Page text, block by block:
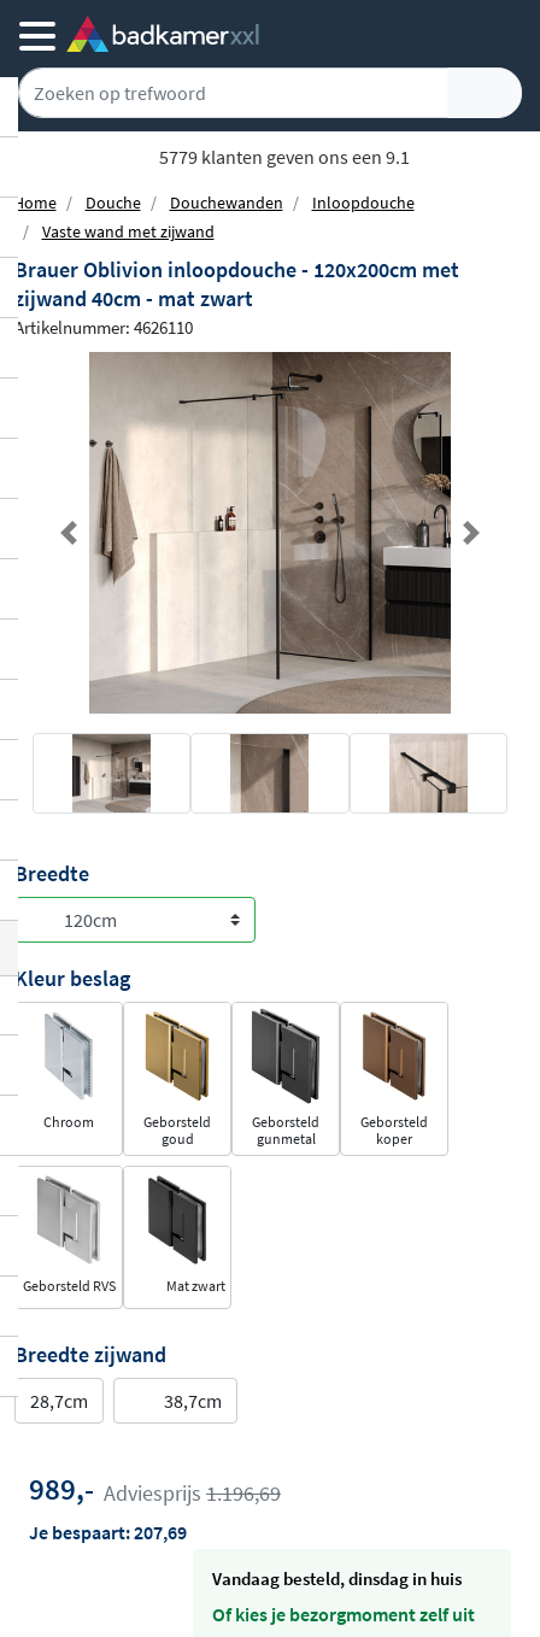
5779 klanten geven ons een 9.1
Home Douche Douchewanden
Inloopdouche
Vaste wand met zijwand
Brauer Oblivion inloopdouche - 120x200cm met
zijwand 40cm - mat zwart
Artikelnummer: 4626110
Previous Next
Breedte
Kleur beslag
Chroom
Geborsteld
goud
Geborsteld
gunmetal
Geborsteld
koper
Geborsteld RVS Mat zwart
Breedte zijwand
28,7cm 38,7cm
989,- Adviesprijs 1.196,69
Je bespaart:207,69
vandaag besteld, dinsdag in huis
Of kies je bezorgmoment zelf uit